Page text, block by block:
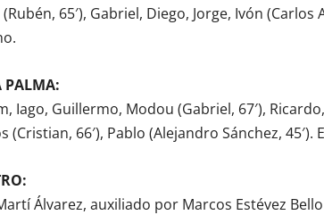
65′), Gabriel, Diego, Jorge, Ivón (Carlos
PALMA:
Iago, Guillermo, Modou (Gabriel, 67′),
(Cristian, 66′), Pablo (Alejandro Sánchez,
Álvarez, auxiliado por Marcos Estévez